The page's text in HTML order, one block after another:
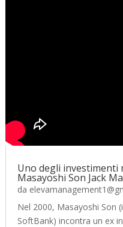
Uno degli investimenti
Masayoshi Son Jack
da
Nel 2000, Masayoshi Son
SoftBank) incontra un ex